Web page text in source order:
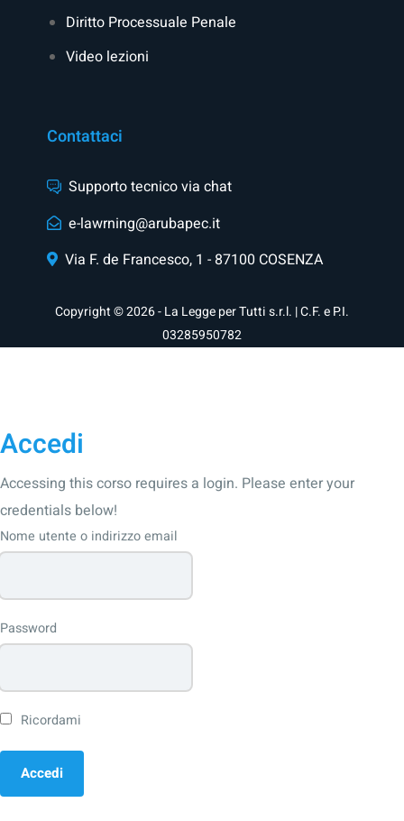
Diritto Processuale Penale
Video lezioni
Contattaci
Supporto tecnico via chat
e-lawrning@arubapec.it
Via F. de Francesco, 1 - 87100 COSENZA
Copyright © 2026 - La Legge per Tutti s.r.l. | C.F. e P.I.
03285950782
Accedi
Accessing this corso requires a login. Please enter your
credentials below!
Nome utente o indirizzo email
Password
Ricordami